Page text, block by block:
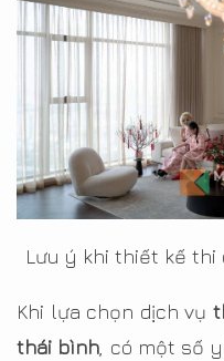
Lưu ý khi thiết kế
Khi lựa chọn dịch vụ
thái bình , có một số